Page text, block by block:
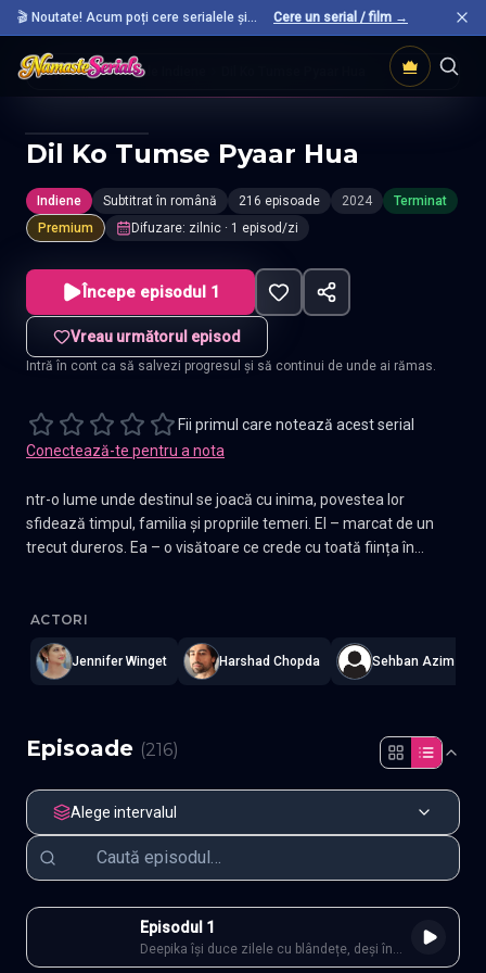
🎬 Noutate! Acum poți cere serialele și
filmele preferate care nu sunt încă pe site.
Cere un serial / film →
Acasă Seriale Indiene
Dil Ko Tumse Pyaar Hua
Indiene Subtitrat în română 216 episoade 2024
Terminat
Premium
Difuzare: zilnic · 1 episod/zi
Începe episodul 1
Vreau următorul episod
Intră în cont ca să salvezi progresul și să continui de unde ai rămas.
Fii primul care notează acest serial
Conectează-te pentru a nota
ntr-o lume unde destinul se joacă cu inima, povestea lor
sfidează timpul, familia și propriile temeri. El – marcat de un
trecut dureros. Ea – o visătoare ce crede cu toată ființa în
secrete și sacrificii? 🌹 Un serial emoționant despre iubire,
alegeri și curajul de a lupta pentru ceea ce simți cu adevărat.
ACTORI
Jennifer Winget Harshad Chopda Sehban Azim
Episoade (216)
Alege intervalul
Episodul 1
Deepika își duce zilele cu blândețe, deși în
propria casă este privită mereu ca o povară.